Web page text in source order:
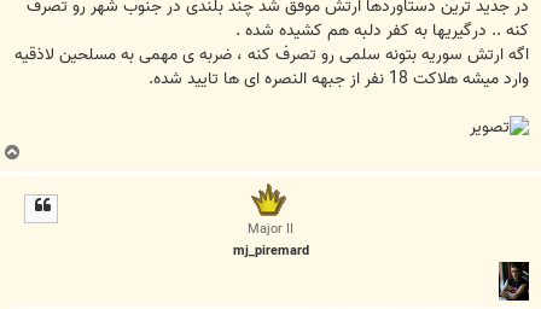
ﺩﺭ ﺟﺪﯾﺪ ﺗﺮﯾﻦ ﺩﺳﺘﺎﻭﺭﺩﻫﺎ ﺍﺭﺗﺶ ﻣﻮﻓﻖ ﺷﺪ ﭼﻨﺪ ﺑﻠﻨﺪﯼ ﺩﺭ ﺟﻨﻮﺏ ﺷﻬﺮ ﺭﻭ ﺗﺼﺮﻑ
ﮐﻨﻪ .. ﺩﺭﮔﯿﺮﯾﻬﺎ ﺑﻪ ﮐﻔﺮ ﺩﻟﺒﻪ ﻫﻢ ﮐﺸﯿﺪﻩ ﺷﺪﻩ .
ﺍﮔﻪ ﺍﺭﺗﺶ ﺳﻮﺭﯾﻪ ﺑﺘﻮﻧﻪ ﺳﻠﻤﯽ ﺭﻭ ﺗﺼﺮﻑ ﮐﻨﻪ ، ﺿﺮﺑﻪ ﯼ ﻣﻬﻤﯽ ﺑﻪ ﻣﺴﻠﺤﯿﻦ ﻻﺫﻗﯿﻪ
ﻭﺍﺭﺩ ﻣﯿﺸﻪ ﻫﻼﮐﺖ 18 ﻧﻔﺮ ﺍﺯ ﺟﺒﻬﻪ ﺍﻟﻨﺼﺮﻩ ﺍﯼ ﻫﺎ ﺗﺎﯾﯿﺪ ﺷﺪﻩ.
ب
ا
Major II
mj_piremard